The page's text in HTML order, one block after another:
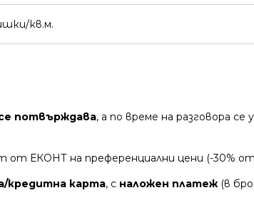
кв.м.
потвърждава, а по време на разговора
от ЕКОНТ на преференциални цени (-30%
кредитна карта, с наложен платеж (в